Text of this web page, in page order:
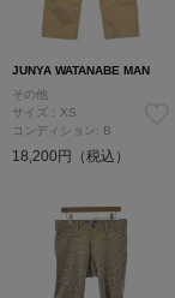
JUNYA WATANABE MAN
その他
サイズ：XS
コンディション: B
18,200円（税込）